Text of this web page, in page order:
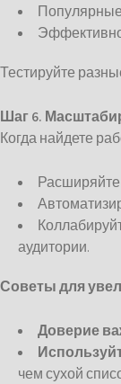
Тестируйте
Шаг 6.
Когда найдете
аудитории.
Советы для
Доверие
чем сухой